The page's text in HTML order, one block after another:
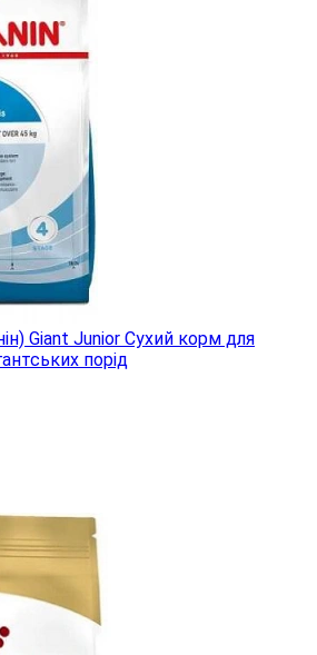
Giant Junior Сухий корм для
порід